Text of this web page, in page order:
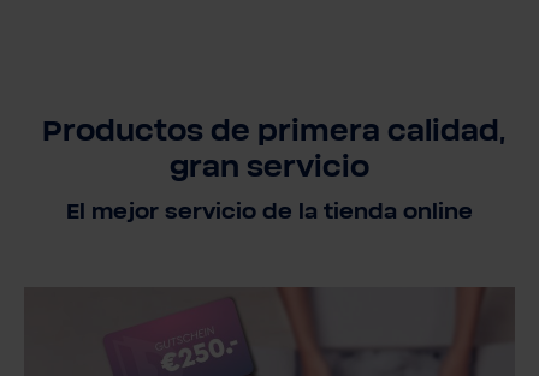
Productos de primera calidad,
gran servicio
El mejor servicio de la tienda online